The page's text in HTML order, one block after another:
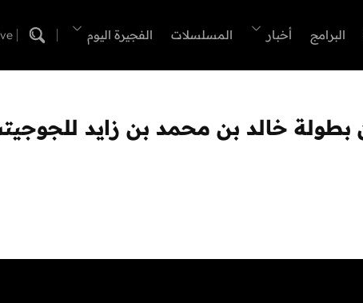
البرامج أخبار المسلسلات الفجيرة اليوم